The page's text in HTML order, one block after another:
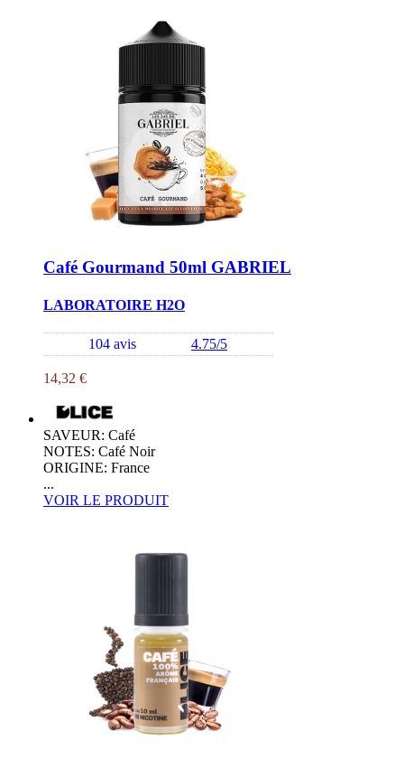
Café Gourmand 50ml GABRIEL
LABORATOIRE H2O
104 avis 4.75/5
14,32 €
SAVEUR: Café
NOTES: Café Noir
ORIGINE: France
...
VOIR LE PRODUIT